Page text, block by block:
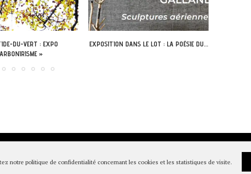
notre politique de confidentialité concernant les cookies et les statistiques de visite.
LE LOT : LA POÉSIE DU...
LÉOBARD – DÉCOUVREZ L’ABBAYE